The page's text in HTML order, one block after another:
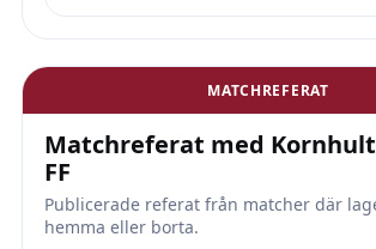
MATCHREFERAT
Matchreferat med
FF
Publicerade referat från matcher där
hemma eller borta.